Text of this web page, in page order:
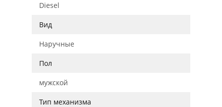
Diesel
Вид
Наручные
Пол
мужской
Тип механизма